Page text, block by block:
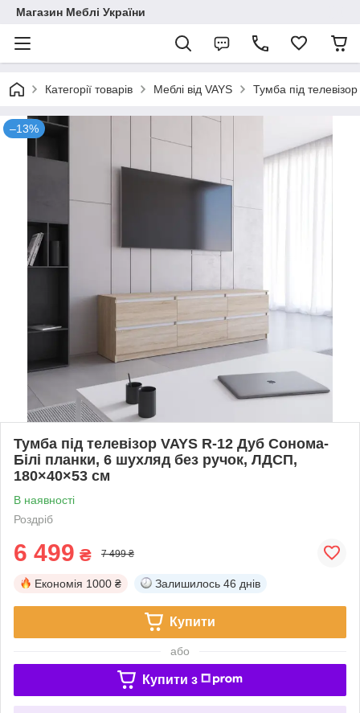
Магазин Меблі України
Категорії товарів Меблі від VAYS Тумба під
–13%
Тумба під телевізор VAYS R-12 Дуб Сонома-
Білі планки, 6 шухляд без ручок, ЛДСП,
180×40×53 см
В наявності
Роздріб
6 499 ₴ 7 499 ₴
Економія 1000 ₴ Залишилось 46 днів
Купити
або
Купити з